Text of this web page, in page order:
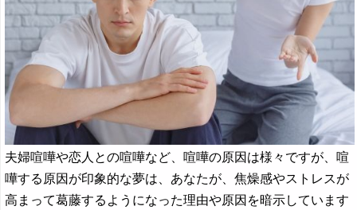
夫婦喧嘩や恋人との喧嘩など、喧嘩の原因は様々ですが、喧
嘩する原因が印象的な夢は、あなたが、焦燥感やストレスが
高まって葛藤するようになった理由や原因を暗示しています